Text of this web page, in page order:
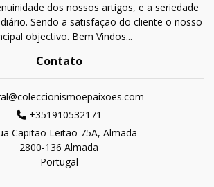
dos nossos artigos, e a seriedade
Sendo a satisfação do cliente o nosso
objectivo. Bem Vindos...
Contato
+351910532171
Capitão Leitão 75A, Almada
2800-136 Almada
Portugal